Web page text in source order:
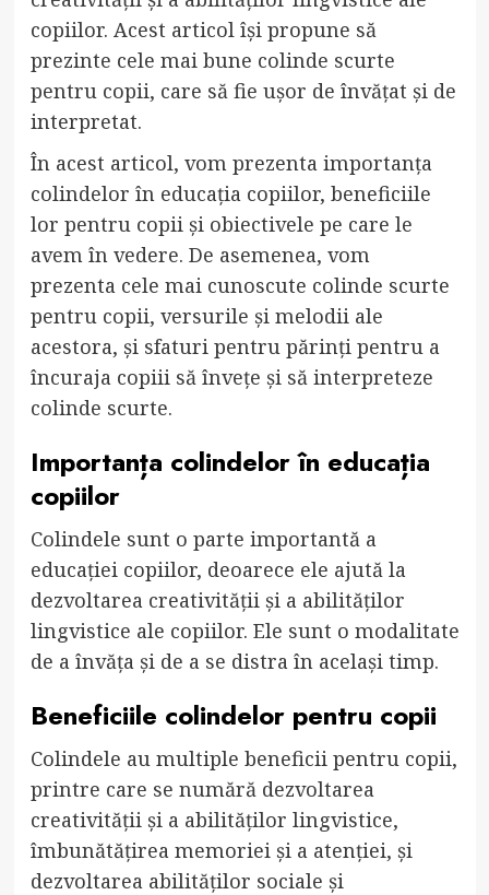
copiilor. Acest articol își propune să
prezinte cele mai bune colinde scurte
pentru copii, care să fie ușor de învățat și de
interpretat.
În acest articol, vom prezenta importanța
colindelor în educația copiilor, beneficiile
lor pentru copii și obiectivele pe care le
avem în vedere. De asemenea, vom
prezenta cele mai cunoscute colinde scurte
pentru copii, versurile și melodii ale
acestora, și sfaturi pentru părinți pentru a
încuraja copiii să învețe și să interpreteze
colinde scurte.
Importanța colindelor în educația
copiilor
Colindele sunt o parte importantă a
educației copiilor, deoarece ele ajută la
dezvoltarea creativității și a abilităților
lingvistice ale copiilor. Ele sunt o modalitate
de a învăța și de a se distra în același timp.
Beneficiile colindelor pentru copii
Colindele au multiple beneficii pentru copii,
printre care se numără dezvoltarea
creativității și a abilităților lingvistice,
îmbunătățirea memoriei și a atenției, și
dezvoltarea abilităților sociale și